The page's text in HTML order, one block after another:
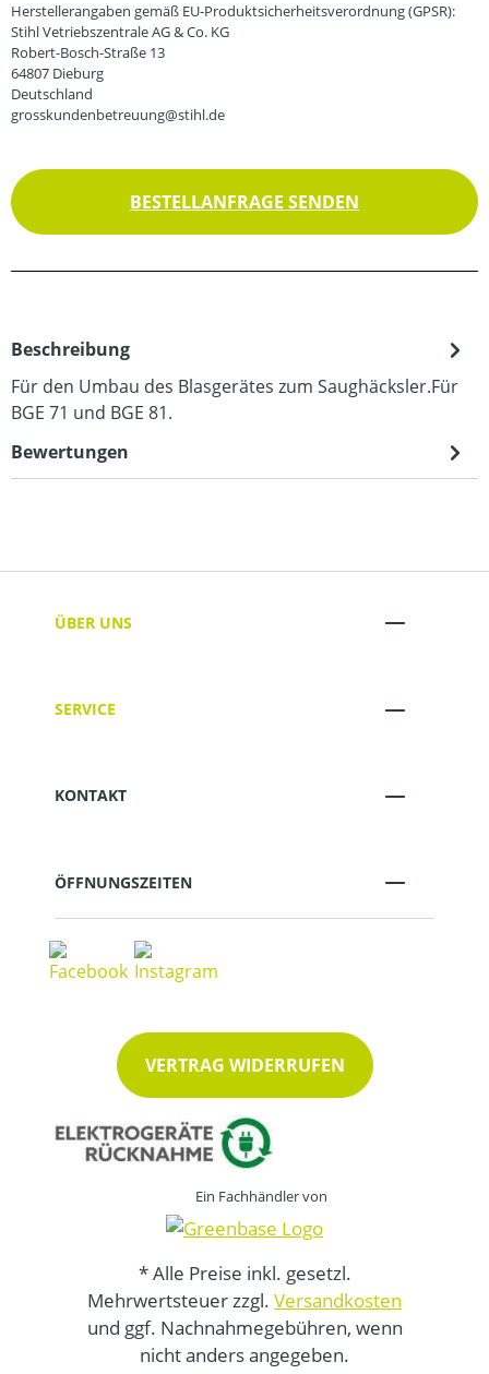
Herstellerangaben gemäß EU-Produktsicherheitsverordnung (GPSR):
Stihl Vetriebszentrale AG & Co. KG
Robert-Bosch-Straße 13
64807 Dieburg
Deutschland
grosskundenbetreuung@stihl.de
BESTELLANFRAGE SENDEN
Beschreibung
Für den Umbau des Blasgerätes zum Saughäcksler.Für
BGE 71 und BGE 81.
Bewertungen
ÜBER UNS
SERVICE
KONTAKT
ÖFFNUNGSZEITEN
VERTRAG WIDERRUFEN
Ein Fachhändler von
* Alle Preise inkl. gesetzl.
Mehrwertsteuer zzgl. Versandkosten
und ggf. Nachnahmegebühren, wenn
nicht anders angegeben.